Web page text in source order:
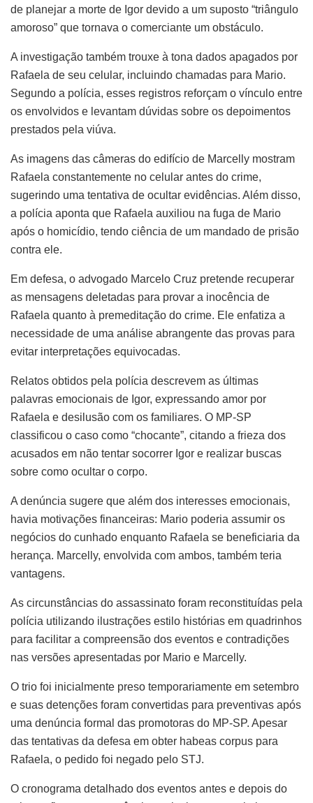
de planejar a morte de Igor devido a um suposto “triângulo
amoroso” que tornava o comerciante um obstáculo.
A investigação também trouxe à tona dados apagados por
Rafaela de seu celular, incluindo chamadas para Mario.
Segundo a polícia, esses registros reforçam o vínculo entre
os envolvidos e levantam dúvidas sobre os depoimentos
prestados pela viúva.
As imagens das câmeras do edifício de Marcelly mostram
Rafaela constantemente no celular antes do crime,
sugerindo uma tentativa de ocultar evidências. Além disso,
a polícia aponta que Rafaela auxiliou na fuga de Mario
após o homicídio, tendo ciência de um mandado de prisão
contra ele.
Em defesa, o advogado Marcelo Cruz pretende recuperar
as mensagens deletadas para provar a inocência de
Rafaela quanto à premeditação do crime. Ele enfatiza a
necessidade de uma análise abrangente das provas para
evitar interpretações equivocadas.
Relatos obtidos pela polícia descrevem as últimas
palavras emocionais de Igor, expressando amor por
Rafaela e desilusão com os familiares. O MP-SP
classificou o caso como “chocante”, citando a frieza dos
acusados em não tentar socorrer Igor e realizar buscas
sobre como ocultar o corpo.
A denúncia sugere que além dos interesses emocionais,
havia motivações financeiras: Mario poderia assumir os
negócios do cunhado enquanto Rafaela se beneficiaria da
herança. Marcelly, envolvida com ambos, também teria
vantagens.
As circunstâncias do assassinato foram reconstituídas pela
polícia utilizando ilustrações estilo histórias em quadrinhos
para facilitar a compreensão dos eventos e contradições
nas versões apresentadas por Mario e Marcelly.
O trio foi inicialmente preso temporariamente em setembro
e suas detenções foram convertidas para preventivas após
uma denúncia formal das promotoras do MP-SP. Apesar
das tentativas da defesa em obter habeas corpus para
Rafaela, o pedido foi negado pelo STJ.
O cronograma detalhado dos eventos antes e depois do